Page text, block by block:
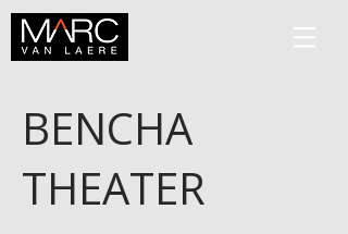
BENCHA
THEATER